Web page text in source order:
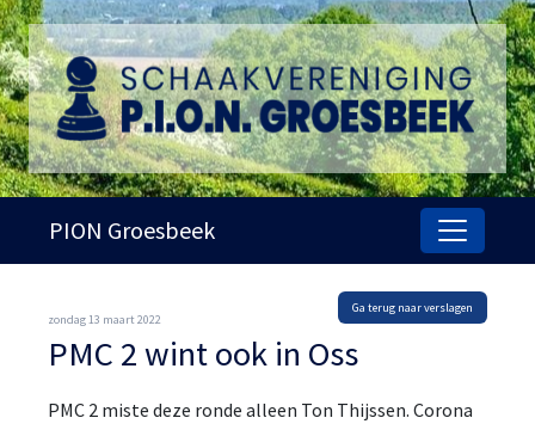
PION Groesbeek
Ga terug naar verslagen
zondag 13 maart 2022
PMC 2 wint ook in Oss
PMC 2 miste deze ronde alleen Ton Thijssen. Corona